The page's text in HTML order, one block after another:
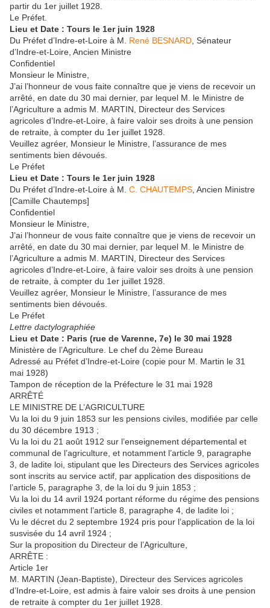
partir du 1er juillet 1928.
Le Préfet.
Lieu et Date : Tours le 1er juin 1928
Du Préfet d’Indre-et-Loire à M. René BESNARD, Sénateur
d’Indre-et-Loire, Ancien Ministre
Confidentiel
Monsieur le Ministre,
J’ai l’honneur de vous faite connaître que je viens de recevoir un
arrêté, en date du 30 mai dernier, par lequel M. le Ministre de
l’Agriculture a admis M. MARTIN, Directeur des Services
agricoles d’Indre-et-Loire, à faire valoir ses droits à une pension
de retraite, à compter du 1er juillet 1928.
Veuillez agréer, Monsieur le Ministre, l’assurance de mes
sentiments bien dévoués.
Le Préfet
Lieu et Date : Tours le 1er juin 1928
Du Préfet d’Indre-et-Loire à M. C. CHAUTEMPS, Ancien Ministre
[Camille Chautemps]
Confidentiel
Monsieur le Ministre,
J’ai l’honneur de vous faite connaître que je viens de recevoir un
arrêté, en date du 30 mai dernier, par lequel M. le Ministre de
l’Agriculture a admis M. MARTIN, Directeur des Services
agricoles d’Indre-et-Loire, à faire valoir ses droits à une pension
de retraite, à compter du 1er juillet 1928.
Veuillez agréer, Monsieur le Ministre, l’assurance de mes
sentiments bien dévoués.
Le Préfet
Lettre dactylographiée
Lieu et Date : Paris (rue de Varenne, 7e) le 30 mai 1928
Ministère de l’Agriculture. Le chef du 2ème Bureau
Adressé au Préfet d’Indre-et-Loire (copie pour M. Martin le 31
mai 1928)
Tampon de réception de la Préfecture le 31 mai 1928
ARRÊTÉ
LE MINISTRE DE L’AGRICULTURE
Vu la loi du 9 juin 1853 sur les pensions civiles, modifiée par celle
du 30 décembre 1913 ;
Vu la loi du 21 août 1912 sur l’enseignement départemental et
communal de l’agriculture, et notamment l’article 9, paragraphe
3, de ladite loi, stipulant que les Directeurs des Services agricoles
sont inscrits au service actif, par application des dispositions de
l’article 5, paragraphe 3, de la loi du 9 juin 1853 ;
Vu la loi du 14 avril 1924 portant réforme du régime des pensions
civiles et notamment l’article 8, paragraphe 4, de ladite loi ;
Vu le décret du 2 septembre 1924 pris pour l’application de la loi
susvisée du 14 avril 1924 ;
Sur la proposition du Directeur de l’Agriculture,
ARRÊTE :
Article 1er
M. MARTIN (Jean-Baptiste), Directeur des Services agricoles
d’Indre-et-Loire, est admis à faire valoir ses droits à une pension
de retraite à compter du 1er juillet 1928.